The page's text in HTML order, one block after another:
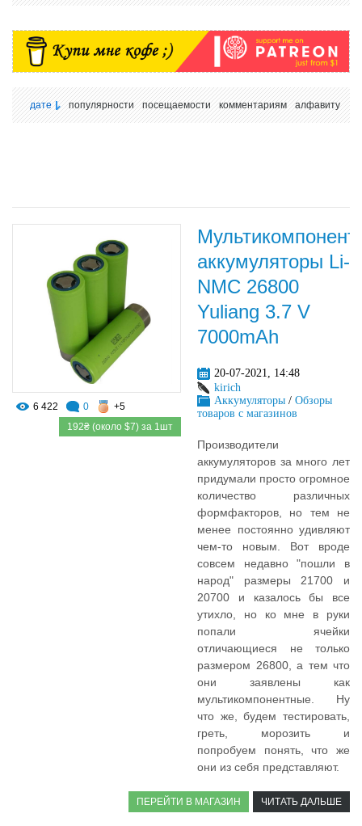
дате популярности посещаемости комментариям алфавиту
6 422 0
+5
192₴ (около $7) за 1шт
аккумуляторы Li-
NMC 26800
Yuliang 3.7 V
7000mAh
20-07-2021, 14:48
kirich
Аккумуляторы / Обзоры
товаров с магазинов
Производители
аккумуляторов за много лет
придумали просто огромное
количество различных
формфакторов, но тем не
менее постоянно удивляют
чем-то новым. Вот вроде
совсем недавно "пошли в
народ" размеры 21700 и
20700 и казалось бы все
утихло, но ко мне в руки
попали ячейки
отличающиеся не только
размером 26800, а тем что
они заявлены как
мультикомпонентные. Ну
что же, будем тестировать,
греть, морозить и
попробуем понять, что же
они из себя представляют.
ПЕРЕЙТИ В МАГАЗИН ЧИТАТЬ ДАЛЬШЕ